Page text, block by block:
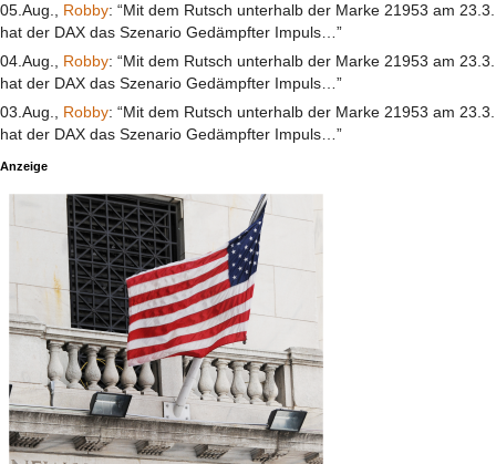
05.Aug., Robby: “Mit dem Rutsch unterhalb der Marke 21953 am 23.3.
hat der DAX das Szenario Gedämpfter Impuls…”
04.Aug., Robby: “Mit dem Rutsch unterhalb der Marke 21953 am 23.3.
hat der DAX das Szenario Gedämpfter Impuls…”
03.Aug., Robby: “Mit dem Rutsch unterhalb der Marke 21953 am 23.3.
hat der DAX das Szenario Gedämpfter Impuls…”
Anzeige